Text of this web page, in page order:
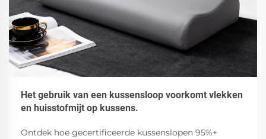
Het gebruik van een kussensloop voorkomt vlekken
en huisstofmijt op kussens.
Ontdek hoe gecertificeerde kussenslopen 95%+